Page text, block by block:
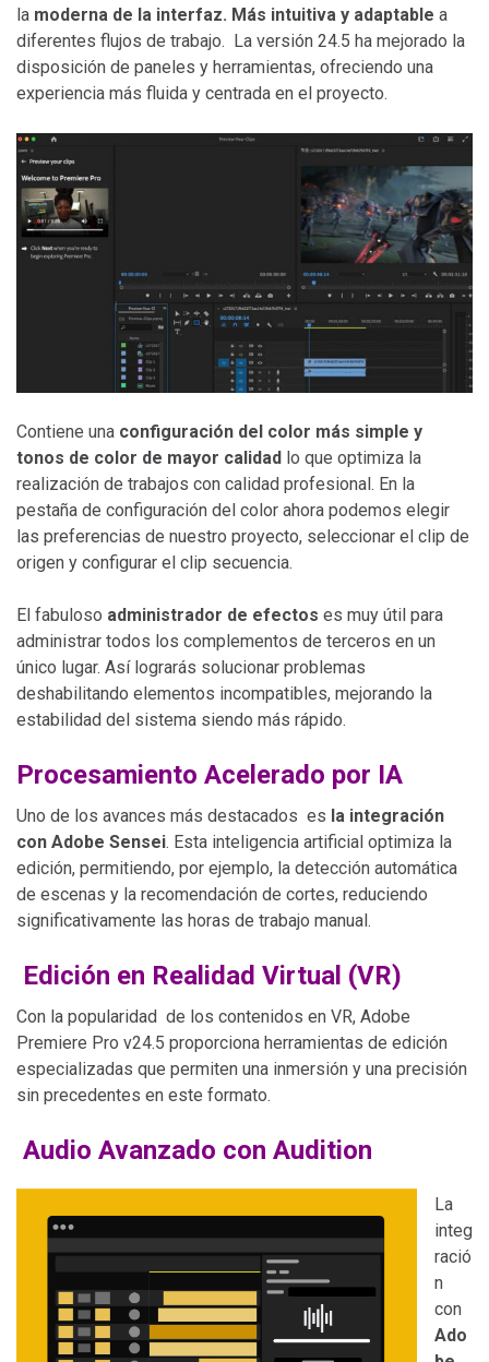
la moderna de la interfaz. Más intuitiva y adaptable a
diferentes flujos de trabajo. La versión 24.5 ha mejorado la
disposición de paneles y herramientas, ofreciendo una
experiencia más fluida y centrada en el proyecto.
Contiene una configuración del color más simple y
tonos de color de mayor calidad lo que optimiza la
realización de trabajos con calidad profesional. En la
pestaña de configuración del color ahora podemos elegir
las preferencias de nuestro proyecto, seleccionar el clip de
origen y configurar el clip secuencia.
El fabuloso administrador de efectos es muy útil para
administrar todos los complementos de terceros en un
único lugar. Así lograrás solucionar problemas
deshabilitando elementos incompatibles, mejorando la
estabilidad del sistema siendo más rápido.
Procesamiento Acelerado por IA
Uno de los avances más destacados es la integración
con Adobe Sensei. Esta inteligencia artificial optimiza la
edición, permitiendo, por ejemplo, la detección automática
de escenas y la recomendación de cortes, reduciendo
significativamente las horas de trabajo manual.
Edición en Realidad Virtual (VR)
Con la popularidad de los contenidos en VR, Adobe
Premiere Pro v24.5 proporciona herramientas de edición
especializadas que permiten una inmersión y una precisión
sin precedentes en este formato.
Audio Avanzado con Audition
La
integ
ració
n
con
Ado